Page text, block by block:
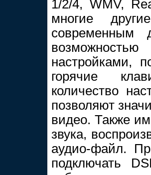
1/2/4, WMV,
многие
современным
настройками,
горячие
количество
позволяют
видео. Также
звука,
аудио-файл.
подключать